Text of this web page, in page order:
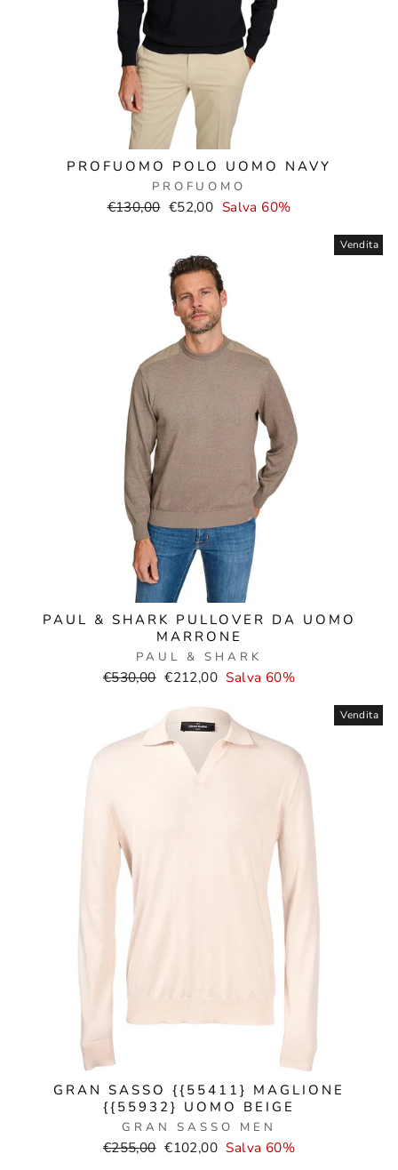
PROFUOMO POLO UOMO NAVY
PROFUOMO
Prezzo
€130,00 Prezzo
€52,00 Salva 60%
Vendita
PAUL & SHARK PULLOVER DA UOMO
MARRONE
PAUL & SHARK
Prezzo
€530,00 Prezzo
vendita
€212,00 Salva 60%
Vendita
GRAN SASSO {{55411} MAGLIONE
{{55932} UOMO BEIGE
GRAN SASSO MEN
Prezzo
€255,00 Prezzo
€102,00 Salva 60%